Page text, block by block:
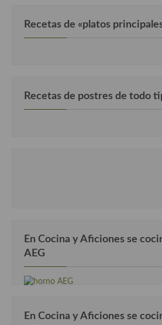
Recetas de «platos
Recetas de postres de todo
En Cocina y Aficiones se
AEG
En Cocina y Aficiones se